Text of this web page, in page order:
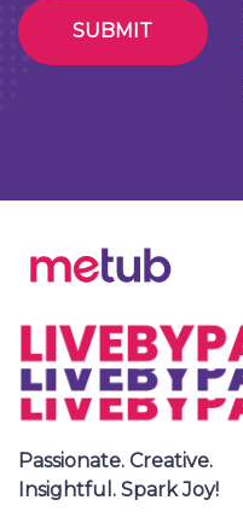
SUBMIT
Passionate. Creative.
Insightful. Spark Joy!